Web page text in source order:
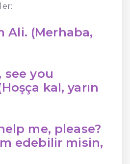
Ali. (Merhaba,
see you
kal, yarın
me, please?
edebilir misin,